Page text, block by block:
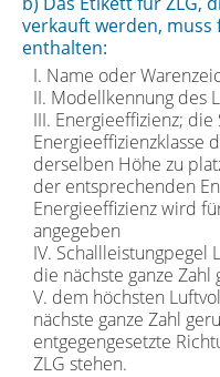
verkauft werden,
enthalten:
I. Name oder
II. Modellkennung des
III. Energieeffizienz;
Energieeffizienzklasse
derselben Höhe zu
der entsprechenden
Energieeffizienz wird
angegeben
IV. Schallleistungpegel
die nächste ganze Zahl
V. dem höchsten
nächste ganze Zahl
entgegengesetzte
ZLG stehen.